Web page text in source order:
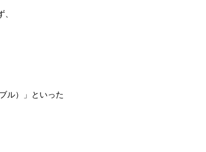
ル）」といった